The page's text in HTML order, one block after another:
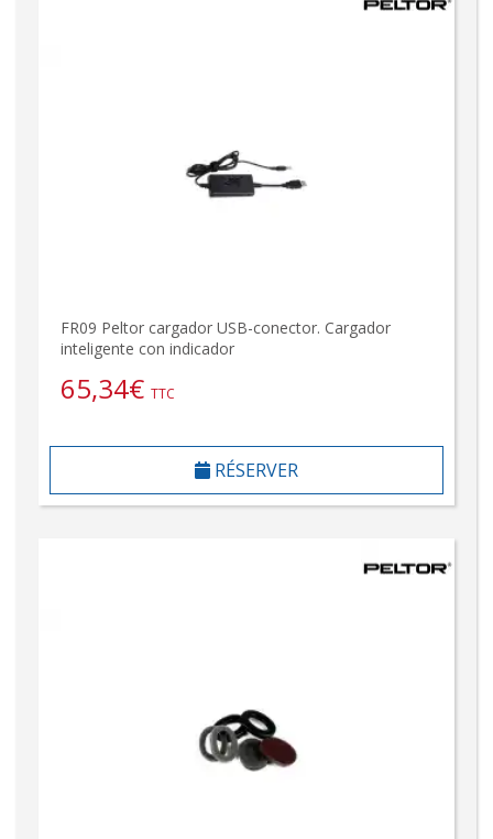
FR09 Peltor cargador USB-conector. Cargador
inteligente con indicador
65,34€ TTC
RÉSERVER